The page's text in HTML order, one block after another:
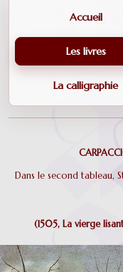
Accueil
Les livres
La calligraphie
Dans le second tableau,
(1505, La vierge